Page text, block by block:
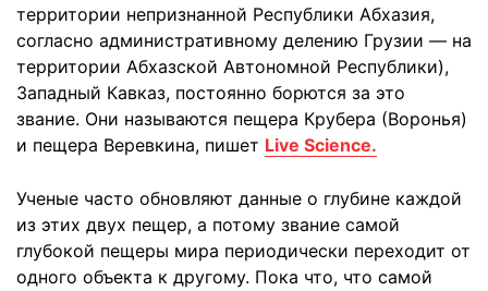
территории непризнанной Республики Абхазия,
согласно административному делению Грузии — на
территории Абхазской Автономной Республики),
Западный Кавказ, постоянно борются за это
звание. Они называются пещера Крубера (Воронья)
и пещера Веревкина, пишет Live Science.
Ученые часто обновляют данные о глубине каждой
из этих двух пещер, а потому звание самой
глубокой пещеры мира периодически переходит от
одного объекта к другому. Пока что, что самой